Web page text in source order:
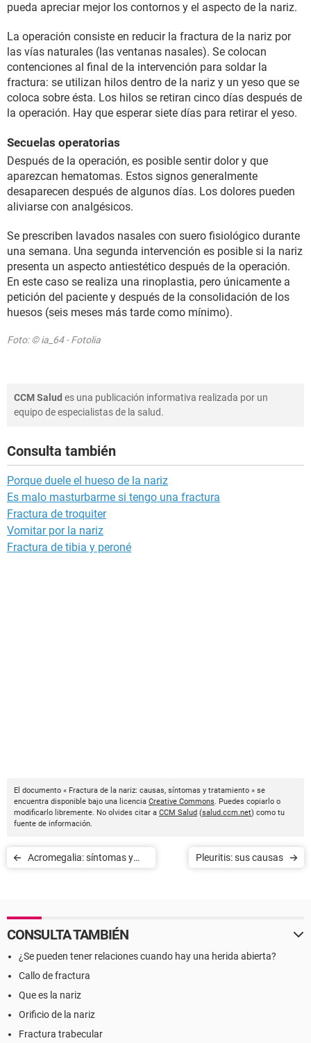
pueda apreciar mejor los contornos y el aspecto de la nariz.
La operación consiste en reducir la fractura de la nariz por
las vías naturales (las ventanas nasales). Se colocan
contenciones al final de la intervención para soldar la
fractura: se utilizan hilos dentro de la nariz y un yeso que se
coloca sobre ésta. Los hilos se retiran cinco días después de
la operación. Hay que esperar siete días para retirar el yeso.
Secuelas operatorias
Después de la operación, es posible sentir dolor y que
aparezcan hematomas. Estos signos generalmente
desaparecen después de algunos días. Los dolores pueden
aliviarse con analgésicos.
Se prescriben lavados nasales con suero fisiológico durante
una semana. Una segunda intervención es posible si la nariz
presenta un aspecto antiestético después de la operación.
En este caso se realiza una rinoplastia, pero únicamente a
petición del paciente y después de la consolidación de los
huesos (seis meses más tarde como mínimo).
Foto: © ia_64 - Fotolia
CCM Salud es una publicación informativa realizada por un
equipo de especialistas de la salud.
Consulta también
Porque duele el hueso de la nariz
Es malo masturbarme si tengo una fractura
Fractura de troquiter
Vomitar por la nariz
Fractura de tibia y peroné
El documento « Fractura de la nariz: causas, síntomas y tratamiento » se
encuentra disponible bajo una licencia Creative Commons. Puedes copiarlo o
modificarlo libremente. No olvides citar a CCM Salud (salud.ccm.net) como tu
fuente de información.
Acromegalia: síntomas y
Pleuritis: sus causas
CONSULTA TAMBIÉN
¿Se pueden tener relaciones cuando hay una herida abierta?
Callo de fractura
Que es la nariz
Orificio de la nariz
Fractura trabecular